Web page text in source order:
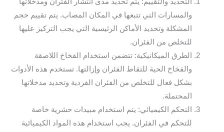
التحديد والتقييم: يتم تحديد مدى انتشار الفئران ومدخلاتها
والمسارات التي تتبعها في المكان المصاب. يتم تقييم حجم
المشكلة وتحديد الأماكن الرئيسية التي يجب التركيز عليها
للتخلص من الفئران.
الطرق الميكانيكية: تتضمن استخدام الفخاخ اللاصقة
والفخاخ الحية للتقاط الفئران وإزالتها. تستخدم هذه الأدوات
بشكل فعال للتخلص من الفئران الفردية وتحديد مدخلاتها
المحتملة.
التحكم الكيميائي: يتم استخدام مبيدات حشرية خاصة
للتحكم في الفئران. يجب استخدام هذه المواد الكيميائية